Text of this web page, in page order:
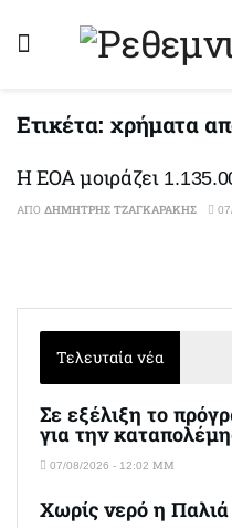
Ετικέτα:χρήματα
Η ΕΟΑ μοιράζει
ΑΠΌ ΔΗΜΉΤΡΗΣ ΤΖΑΓΚΑΡΆΚΗΣ
Τελευταία νέα
Σε εξέλιξη το
για την
07/08/2026 - 12:02 ΜΜ
Χωρίς νερό η